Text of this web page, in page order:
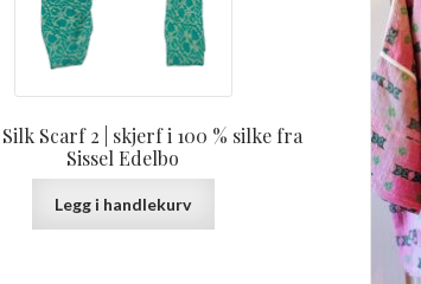
Scarf 2 | skjerf i 100 % silke fra
Sissel Edelbo
Legg i handlekurv